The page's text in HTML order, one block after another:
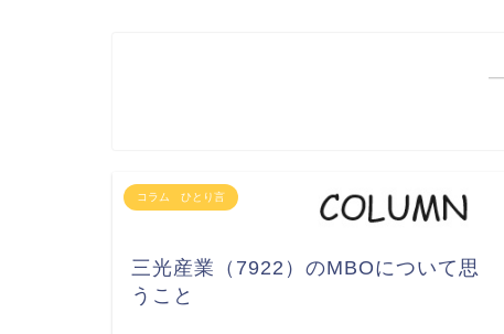
コラム ひとり言
三光産業（7922）のMBOについて思
うこと